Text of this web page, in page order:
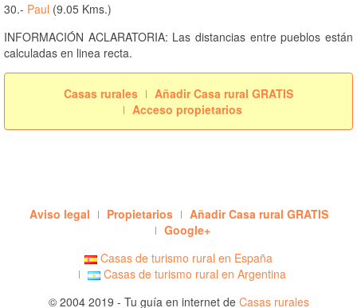
30.- Paul (9.05 Kms.)
INFORMACIÓN ACLARATORIA: Las distancias entre pueblos están
calculadas en linea recta.
Casas rurales
Añadir Casa rural GRATIS
Acceso propietarios
Aviso legal Propietarios
Añadir Casa rural GRATIS
Google+
Casas de turismo rural en España
Casas de turismo rural en Argentina
© 2004 2019 - Tu guía en internet de Casas rurales